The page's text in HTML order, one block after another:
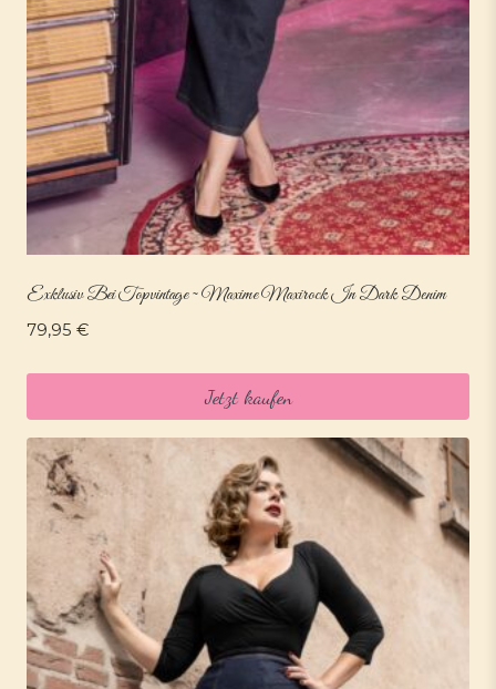
Exklusiv Bei Topvintage ~ Maxime Maxirock In Dark Denim
79,95 €
Jetzt kaufen